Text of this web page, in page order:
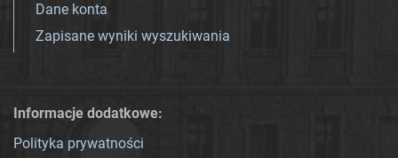
Dane konta
Zapisane wyniki wyszukiwania
Informacje dodatkowe:
Polityka prywatności